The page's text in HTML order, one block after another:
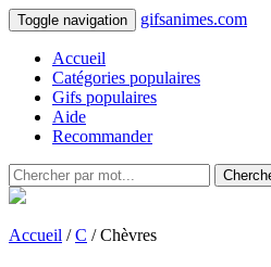
Toggle navigation gifsanimes.com
Accueil
Catégories populaires
Gifs populaires
Aide
Recommander
Accueil /C / Chèvres